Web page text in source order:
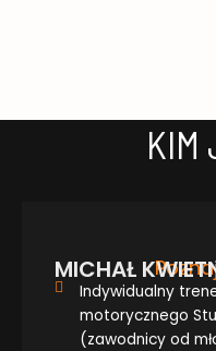
KIM
MICHAŁ
Indywidualny
motorycznego
(zawodnicy od